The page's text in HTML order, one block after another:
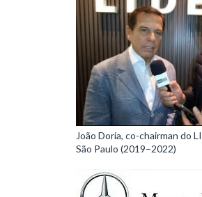
João Doria, co-chairman do
São Paulo (2019–2022)